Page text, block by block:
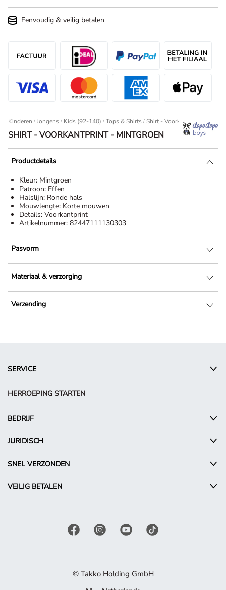
Eenvoudig & veilig betalen
Kinderen / Jongens / Kids (92-140) / Tops & Shirts Shirt - Voorkantprint -
SHIRT - VOORKANTPRINT - MINTGROEN
Productdetails
Kleur: Mintgroen
Patroon: Effen
Halslijn: Ronde hals
Mouwlengte: Korte mouwen
Details: Voorkantprint
Artikelnummer: 82447111130303
Pasvorm
Materiaal & verzorging
Verzending
SERVICE
HERROEPING STARTEN
BEDRIJF
JURIDISCH
SNEL VERZONDEN
VEILIG BETALEN
© Takko Holding GmbH